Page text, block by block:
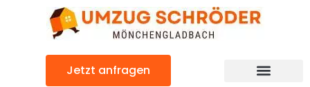
Jetzt anfragen